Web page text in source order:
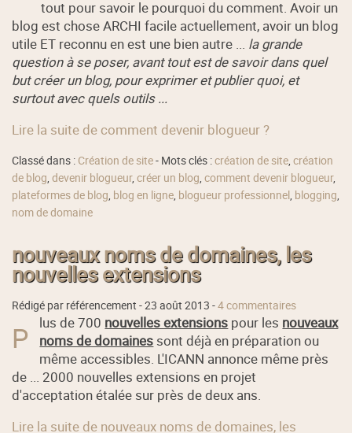
tout pour savoir le pourquoi du comment. Avoir un
blog est chose ARCHI facile actuellement, avoir un blog
utile ET reconnu en est une bien autre ... la grande
question à se poser, avant tout est de savoir dans quel
but créer un blog, pour exprimer et publier quoi, et
surtout avec quels outils ...
Lire la suite de comment devenir blogueur ?
Classé dans : Création de site- Mots clés :création de site,création
de blog,devenir blogueur,créer un blog,comment devenir blogueur,
plateformes de blog, blog en ligne, blogueur professionnel , blogging,
nom de domaine
nouveaux noms de domaines, les
nouvelles extensions
Rédigé par référencement -23 août 2013 -4 commentaires
P lus de 700 nouvelles extensions pour les nouveaux
noms de domaines sont déjà en préparation ou
même accessibles. L'ICANN annonce même près
de ... 2000 nouvelles extensions en projet
d'acceptation étalée sur près de deux ans.
Lire la suite de nouveaux noms de domaines, les